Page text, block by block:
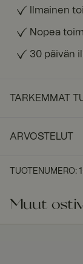
Ilmainen
Nopea
30 päivän
TARKEMMAT
ARVOSTELUT
TUOTENUMERO:
Muut